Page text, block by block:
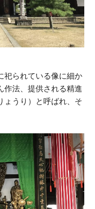
祀られている像に細か
作法、提供される精進
ょうり）と呼ばれ、そ